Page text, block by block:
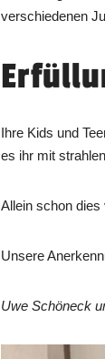
verschiedenen
Ihre Kids und
es ihr mit
Allein schon
Unsere
Uwe Schöneck